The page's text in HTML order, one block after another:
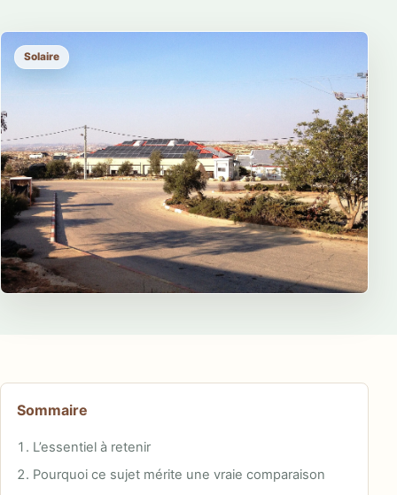
Solaire
Sommaire
L’essentiel à retenir
Pourquoi ce sujet mérite une vraie comparaison